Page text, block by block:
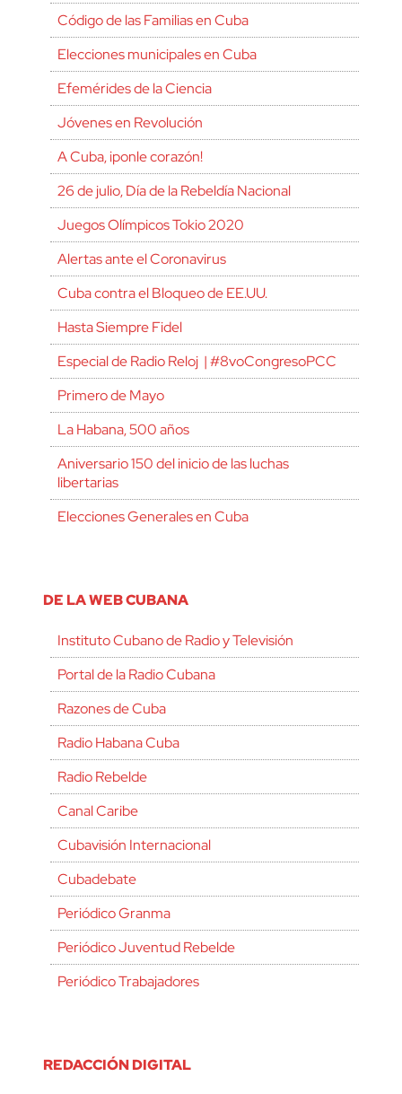
Código de las Familias en Cuba
Elecciones municipales en Cuba
Efemérides de la Ciencia
Jóvenes en Revolución
A Cuba, ¡ponle corazón!
26 de julio, Día de la Rebeldía Nacional
Juegos Olímpicos Tokio 2020
Alertas ante el Coronavirus
Cuba contra el Bloqueo de EE.UU.
Hasta Siempre Fidel
Especial de Radio Reloj | #8voCongresoPCC
Primero de Mayo
La Habana, 500 años
Aniversario 150 del inicio de las luchas
libertarias
Elecciones Generales en Cuba
DE LA WEB CUBANA
Instituto Cubano de Radio y Televisión
Portal de la Radio Cubana
Razones de Cuba
Radio Habana Cuba
Radio Rebelde
Canal Caribe
Cubavisión Internacional
Cubadebate
Periódico Granma
Periódico Juventud Rebelde
Periódico Trabajadores
REDACCIÓN DIGITAL